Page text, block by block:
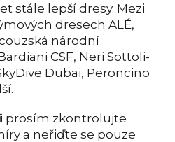
stále lepší dresy. Mezi
dresech ALÉ,
národní
CSF, Neri Sottoli-
Dubai, Peroncino
prosím zkontrolujte
a neřiďte se pouze